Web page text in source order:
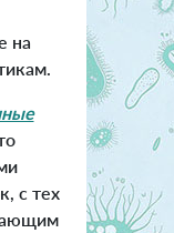
на
с тех